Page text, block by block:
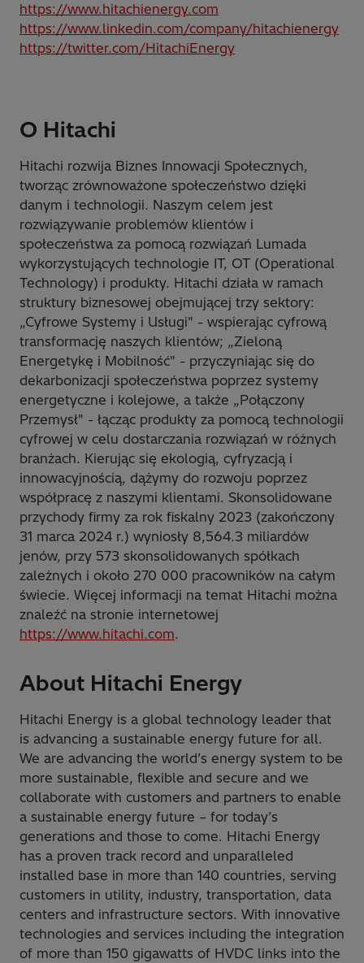
https://www.hitachienergy.com
https://www.linkedin.com/company/hitachienergy
https://twitter.com/HitachiEnergy
O Hitachi
Hitachi rozwija Biznes Innowacji Społecznych,
tworząc zrównoważone społeczeństwo dzięki
danym i technologii. Naszym celem jest
rozwiązywanie problemów klientów i
społeczeństwa za pomocą rozwiązań Lumada
wykorzystujących technologie IT, OT (Operational
Technology) i produkty. Hitachi działa w ramach
struktury biznesowej obejmującej trzy sektory:
„Cyfrowe Systemy i Usługi" - wspierając cyfrową
transformację naszych klientów; „Zieloną
Energetykę i Mobilność" - przyczyniając się do
dekarbonizacji społeczeństwa poprzez systemy
energetyczne i kolejowe, a także „Połączony
Przemysł" - łącząc produkty za pomocą technologii
cyfrowej w celu dostarczania rozwiązań w różnych
branżach. Kierując się ekologią, cyfryzacją i
innowacyjnością, dążymy do rozwoju poprzez
współpracę z naszymi klientami. Skonsolidowane
przychody firmy za rok fiskalny 2023 (zakończony
31 marca 2024 r.) wyniosły 8,564.3 miliardów
jenów, przy 573 skonsolidowanych spółkach
zależnych i około 270 000 pracowników na całym
świecie. Więcej informacji na temat Hitachi można
znaleźć na stronie internetowej
https://www.hitachi.com.
About Hitachi Energy
Hitachi Energy is a global technology leader that
is advancing a sustainable energy future for all.
We are advancing the world’s energy system to be
more sustainable, flexible and secure and we
collaborate with customers and partners to enable
a sustainable energy future – for today’s
generations and those to come. Hitachi Energy
has a proven track record and unparalleled
installed base in more than 140 countries, serving
customers in utility, industry, transportation, data
centers and infrastructure sectors. With innovative
technologies and services including the integration
of more than 150 gigawatts of HVDC links into the